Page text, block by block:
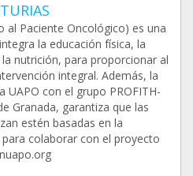
al Paciente Oncológico) es una
la educación física, la
nutrición, para proporcionar al
integral. Además, la
UAPO con el grupo PROFITH-
Granada, garantiza que las
estén basadas en la
colaborar con el proyecto